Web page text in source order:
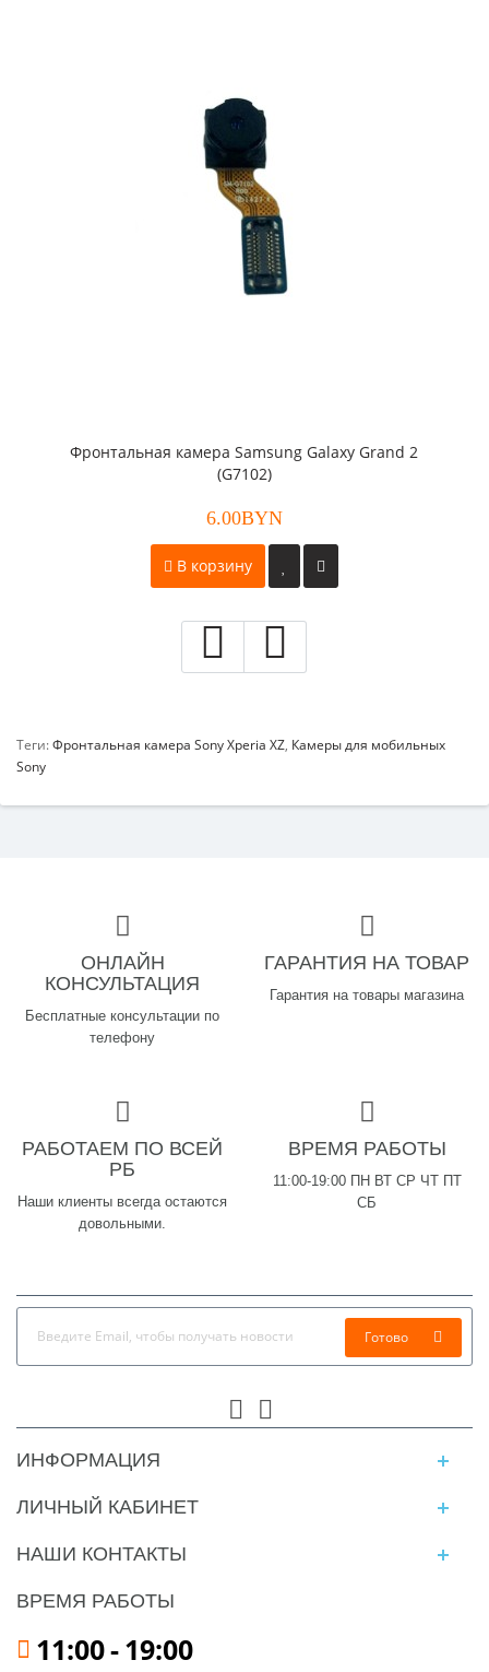
Фронтальная камера Samsung Galaxy Grand 2
(G7102)
6.00BYN
В корзину
Теги:Фронтальная камера Sony Xperia XZ, Камеры для мобильных
Sony
ОНЛАЙН
КОНСУЛЬТАЦИЯ
Бесплатные консультации по
телефону
ГАРАНТИЯ НА ТОВАР
Гарантия на товары магазина
РАБОТАЕМ ПО ВСЕЙ
РБ
Наши клиенты всегда остаются
довольными.
ВРЕМЯ РАБОТЫ
11:00-19:00 ПН ВТ СР ЧТ ПТ
СБ
Готово
ИНФОРМАЦИЯ
ЛИЧНЫЙ КАБИНЕТ
НАШИ КОНТАКТЫ
ВРЕМЯ РАБОТЫ
11:00-19:00